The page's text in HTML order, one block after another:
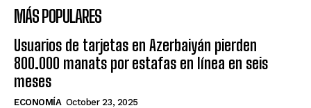
MÁS POPULARES
Usuarios de tarjetas en Azerbaiyán pierden
800.000 manats por estafas en línea en seis
meses
ECONOMÍA October 23, 2025